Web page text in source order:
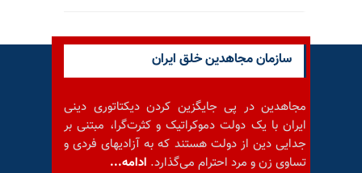
سازمان مجاهدین خلق ایران
مجاهدین در پی جایگزین کردن دیکتاتوری دینی
ایران با یک دولت دموکراتیک و کثرت‌گرا، مبتنی بر
جدایی دین از دولت هستند که به آزادیهای فردی و
تساوی زن و مرد احترام می‌گذارد. ادامه...